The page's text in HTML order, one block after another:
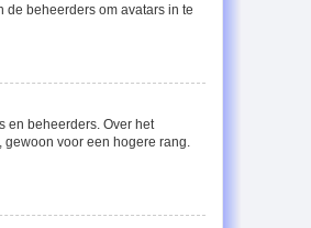
de beheerders om avatars in te
en beheerders. Over het
voor een hogere rang.